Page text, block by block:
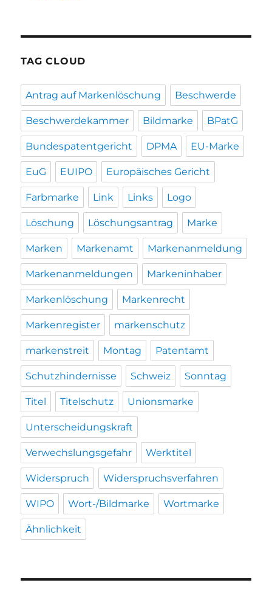
TAG CLOUD
Antrag auf Markenlöschung Beschwerde
Beschwerdekammer Bildmarke BPatG
Bundespatentgericht DPMA EU-Marke
EuG EUIPO Europäisches Gericht
Farbmarke Link Links Logo
Löschung Löschungsantrag Marke
Marken Markenamt Markenanmeldung
Markenanmeldungen Markeninhaber
Markenlöschung Markenrecht
Markenregister markenschutz
markenstreit Montag Patentamt
Schutzhindernisse Schweiz Sonntag
Titel Titelschutz Unionsmarke
Unterscheidungskraft
Verwechslungsgefahr Werktitel
Widerspruch Widerspruchsverfahren
WIPO Wort-/Bildmarke Wortmarke
Ähnlichkeit